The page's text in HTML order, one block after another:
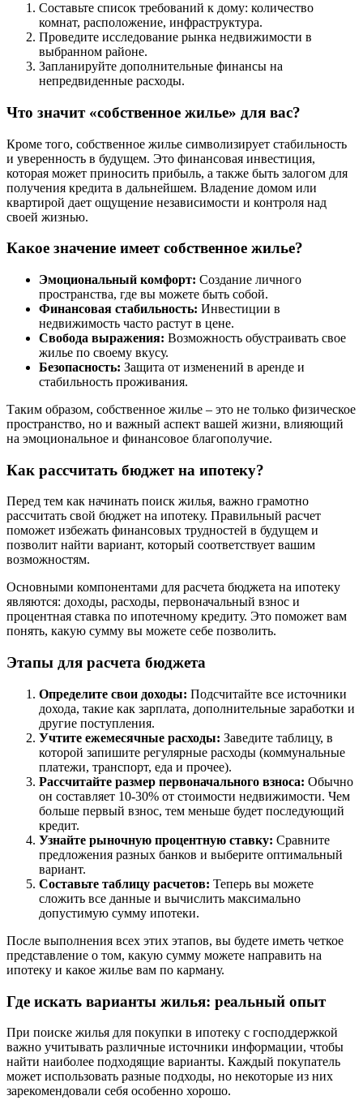
Составьте список требований к дому: количество
комнат, расположение, инфраструктура.
Проведите исследование рынка недвижимости в
выбранном районе.
Запланируйте дополнительные финансы на
непредвиденные расходы.
Что значит «собственное жилье» для вас?
Кроме того, собственное жилье символизирует стабильность
и уверенность в будущем. Это финансовая инвестиция,
которая может приносить прибыль, а также быть залогом для
получения кредита в дальнейшем. Владение домом или
квартирой дает ощущение независимости и контроля над
своей жизнью.
Какое значение имеет собственное жилье?
Эмоциональный комфорт: Создание личного
пространства, где вы можете быть собой.
Финансовая стабильность: Инвестиции в
недвижимость часто растут в цене.
Свобода выражения: Возможность обустраивать свое
жилье по своему вкусу.
Безопасность: Защита от изменений в аренде и
стабильность проживания.
Таким образом, собственное жилье – это не только физическое
пространство, но и важный аспект вашей жизни, влияющий
на эмоциональное и финансовое благополучие.
Как рассчитать бюджет на ипотеку?
Перед тем как начинать поиск жилья, важно грамотно
рассчитать свой бюджет на ипотеку. Правильный расчет
поможет избежать финансовых трудностей в будущем и
позволит найти вариант, который соответствует вашим
возможностям.
Основными компонентами для расчета бюджета на ипотеку
являются: доходы, расходы, первоначальный взнос и
процентная ставка по ипотечному кредиту. Это поможет вам
понять, какую сумму вы можете себе позволить.
Этапы для расчета бюджета
Определите свои доходы: Подсчитайте все источники
дохода, такие как зарплата, дополнительные заработки и
другие поступления.
Учтите ежемесячные расходы: Заведите таблицу, в
которой запишите регулярные расходы (коммунальные
платежи, транспорт, еда и прочее).
Рассчитайте размер первоначального взноса: Обычно
он составляет 10-30% от стоимости недвижимости. Чем
больше первый взнос, тем меньше будет последующий
кредит.
Узнайте рыночную процентную ставку: Сравните
предложения разных банков и выберите оптимальный
вариант.
Составьте таблицу расчетов: Теперь вы можете
сложить все данные и вычислить максимально
допустимую сумму ипотеки.
После выполнения всех этих этапов, вы будете иметь четкое
представление о том, какую сумму можете направить на
ипотеку и какое жилье вам по карману.
Где искать варианты жилья: реальный опыт
При поиске жилья для покупки в ипотеку с господдержкой
важно учитывать различные источники информации, чтобы
найти наиболее подходящие варианты. Каждый покупатель
может использовать разные подходы, но некоторые из них
зарекомендовали себя особенно хорошо.